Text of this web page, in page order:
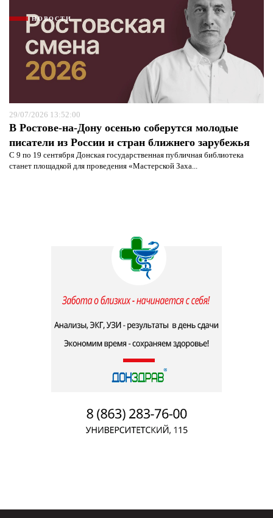
НОВОСТИ
29/07/2026 13:52:00
В Ростове-на-Дону осенью соберутся молодые
писатели из России и стран ближнего зарубежья
С 9 по 19 сентября Донская государственная публичная библиотека
станет площадкой для проведения «Мастерской Заха...